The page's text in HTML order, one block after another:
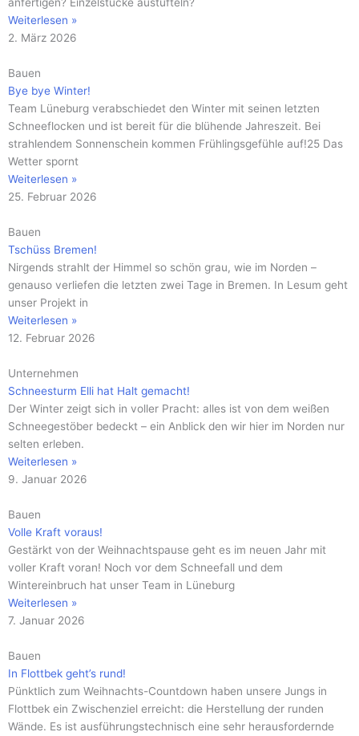
Weiterlesen »
2. März 2026
Bauen
Bye bye Winter!
Team Lüneburg verabschiedet den Winter mit seinen letzten
Schneeflocken und ist bereit für die blühende Jahreszeit. Bei
strahlendem Sonnenschein kommen Frühlingsgefühle auf!25 Das
Wetter spornt
Weiterlesen »
25. Februar 2026
Bauen
Tschüss Bremen!
Nirgends strahlt der Himmel so schön grau, wie im Norden –
genauso verliefen die letzten zwei Tage in Bremen. In Lesum geht
unser Projekt in
Weiterlesen »
12. Februar 2026
Unternehmen
Schneesturm Elli hat Halt gemacht!
Der Winter zeigt sich in voller Pracht: alles ist von dem weißen
Schneegestöber bedeckt – ein Anblick den wir hier im Norden nur
selten erleben.
Weiterlesen »
9. Januar 2026
Bauen
Volle Kraft voraus!
Gestärkt von der Weihnachtspause geht es im neuen Jahr mit
voller Kraft voran! Noch vor dem Schneefall und dem
Wintereinbruch hat unser Team in Lüneburg
Weiterlesen »
7. Januar 2026
Bauen
In Flottbek geht’s rund!
Pünktlich zum Weihnachts-Countdown haben unsere Jungs in
Flottbek ein Zwischenziel erreicht: die Herstellung der runden
Wände. Es ist ausführungstechnisch eine sehr herausfordernde